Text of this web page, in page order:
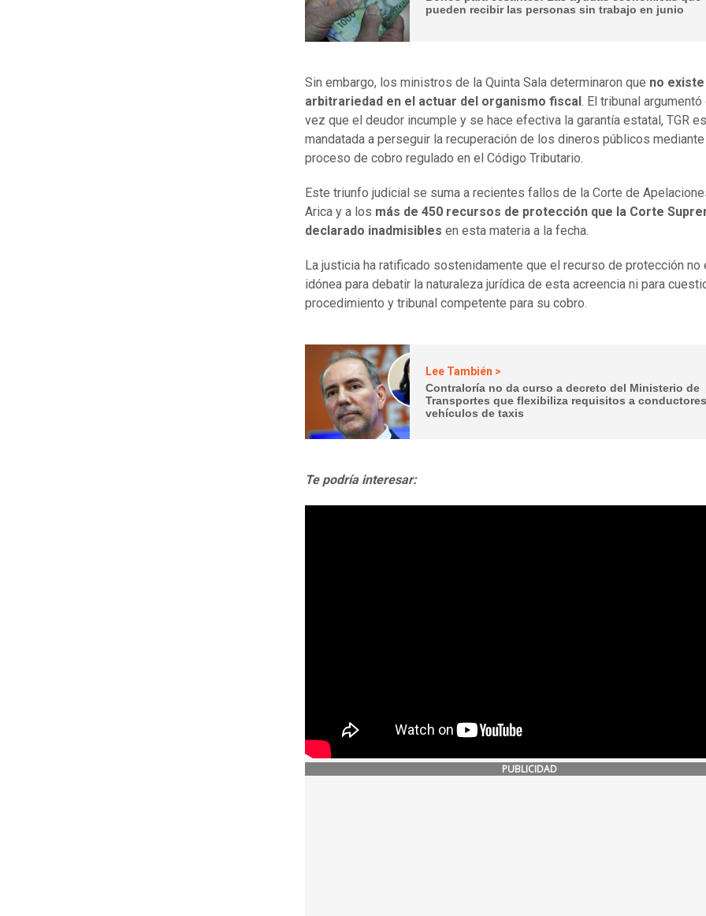
pueden recibir las personas sin trabajo en junio
Sin embargo, los ministros de la Quinta Sala determinaron que no existe
arbitrariedad en el actuar del organismo fiscal . El tribunal argumentó
vez que el deudor incumple y se hace efectiva la garantía estatal, TGR
mandatada a perseguir la recuperación de los dineros públicos
proceso de cobro regulado en el Código Tributario.
Este triunfo judicial se suma a recientes fallos de la Corte de
Arica y a los más de 450 recursos de protección que la Corte
declarado inadmisibles en esta materia a la fecha.
La justicia ha ratificado sostenidamente que el recurso de protección no
idónea para debatir la naturaleza jurídica de esta acreencia ni para
procedimiento y tribunal competente para su cobro.
Lee También >
Contraloría no da curso a decreto del Ministerio de
Transportes que flexibiliza requisitos a
vehículos de taxis
Te podría interesar:
PUBLICIDAD